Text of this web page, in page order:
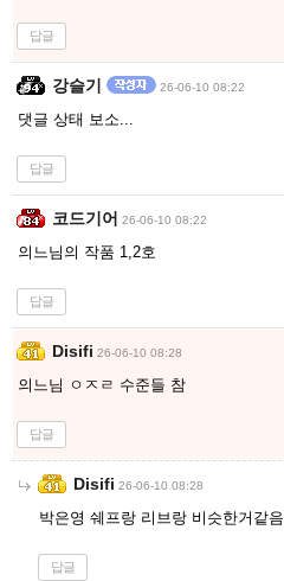
답글
강슬기 26-06-10 08:22
댓글 상태 보소...
답글
코드기어 26-06-10 08:22
의느님의 작품 1,2호
답글
Disifi 26-06-10 08:28
의느님 ㅇㅈㄹ 수준들 참
답글
Disifi 26-06-10 08:28
박은영 쉐프랑 리브랑 비슷한거같음
답글